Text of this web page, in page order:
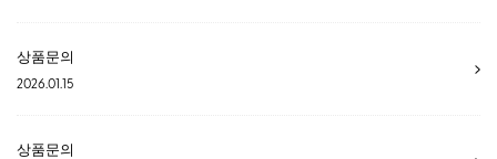
상품문의
2026.01.15
상품문의